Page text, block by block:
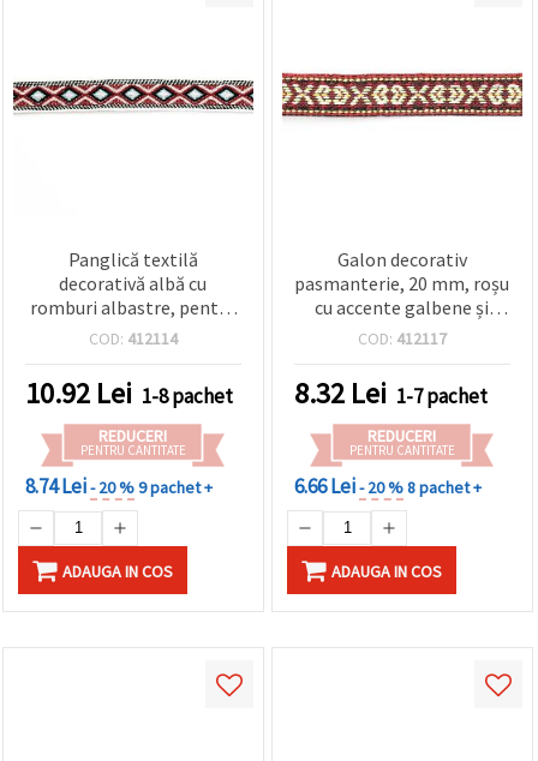
Panglică textilă
decorativă albă cu
romburi albastre, pentru
cusut, mărțișoare și
15 mm x 5 m
COD: 412114
10.92 Lei 1-8 pachet
REDUCERI
PENTRU CANTITATE
8.74 Lei- 20 %9 pachet +
ADAUGA IN COS
Galon decorativ
pasmanterie, 20 mm, roșu
cu accente galbene și
verde deschis – 5 m
COD: 412117
8.32 Lei 1-7 pachet
REDUCERI
PENTRU CANTITATE
6.66 Lei- 20 %8 pachet +
ADAUGA IN COS